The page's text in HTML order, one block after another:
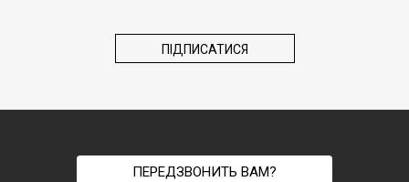
ПЕРЕДЗВОНИТЬ ВАМ?